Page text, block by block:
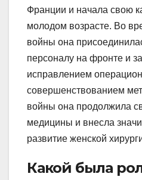
Франции и начала свою
молодом возрасте. Во
войны она
персоналу на фронте и
исправлением
совершенствованием
войны она продолжила
медицины и внесла
развитие женской
Какой была